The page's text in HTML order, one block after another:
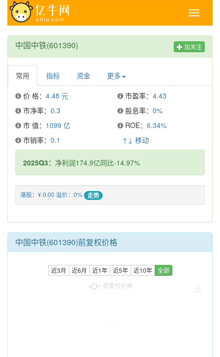
Toggle
中国中铁(601390) 加关注
常用 指标 资金 更多
价 格： 4.48 元 市盈率： 4.43
市净率： 0.3 股息率： 0%
市 值： 1099 亿 ROE： 6.34%
市销率： 0.1 ↑↓ 移动
2025Q3： 净利润174.9亿同比-14.97%
港股：¥ 0.00 溢价：0% 走势
中国中铁(601390)前复权价格
近3月 近6月 近1年 近5年 近10年 全部